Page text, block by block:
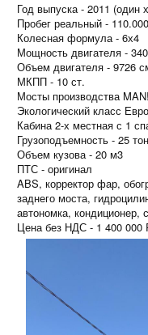
Год выпуска - 2011 (один
Пробег реальный -
Колесная формула - 6х4
Мощность двигателя -
Объем двигателя - 9726
МКПП - 10 ст.
Мосты производства
Экологический класс
Кабина 2-х местная с 1
Грузоподъемность - 25
Объем кузова - 20 м3
ПТС - оригинал
ABS, корректор фар,
заднего моста,
автономка, кондиционер,
Цена без НДС - 1 400 000